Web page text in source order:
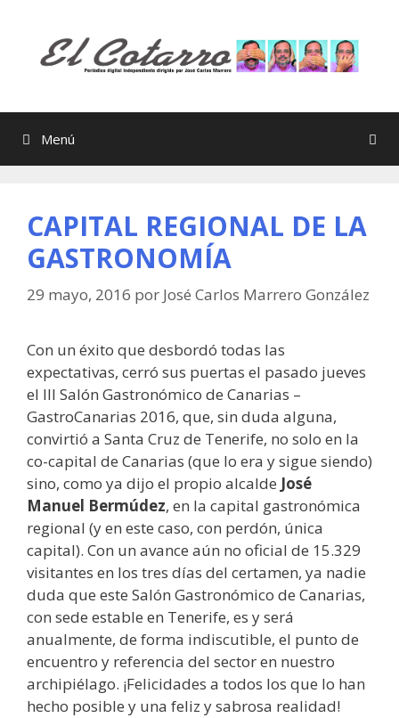
contenido
Menú
CAPITAL REGIONAL DE LA
GASTRONOMÍA
29 mayo, 2016 por José Carlos Marrero González
Con un éxito que desbordó todas las
expectativas, cerró sus puertas el pasado jueves
el III Salón Gastronómico de Canarias –
GastroCanarias 2016, que, sin duda alguna,
convirtió a Santa Cruz de Tenerife, no solo en la
co-capital de Canarias (que lo era y sigue siendo)
sino, como ya dijo el propio alcalde José
Manuel Bermúdez, en la capital gastronómica
regional (y en este caso, con perdón, única
capital). Con un avance aún no oficial de 15.329
visitantes en los tres días del certamen, ya nadie
duda que este Salón Gastronómico de Canarias,
con sede estable en Tenerife, es y será
anualmente, de forma indiscutible, el punto de
encuentro y referencia del sector en nuestro
archipiélago. ¡Felicidades a todos los que lo han
hecho posible y una feliz y sabrosa realidad!